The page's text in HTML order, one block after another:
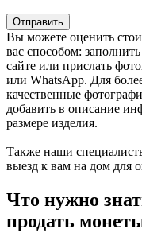
Отправить
Вы можете оценить
вас способом:
сайте или прислать
или WhatsApp. Для
качественные
добавить в описание
размере изделия.
Также наши
выезд к вам на дом для
Что нужно
продать